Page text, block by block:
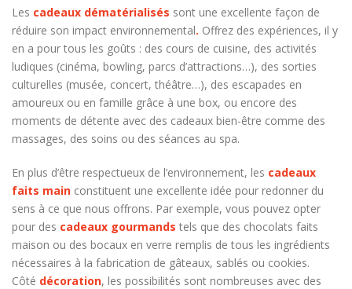
Les cadeaux dématérialisés sont une excellente façon de
réduire son impact environnemental. Offrez des expériences, il y
en a pour tous les goûts : des cours de cuisine, des activités
ludiques (cinéma, bowling, parcs d’attractions…), des sorties
culturelles (musée, concert, théâtre…), des escapades en
amoureux ou en famille grâce à une box, ou encore des
moments de détente avec des cadeaux bien-être comme des
massages, des soins ou des séances au spa.
En plus d’être respectueux de l’environnement, les cadeaux
faits main constituent une excellente idée pour redonner du
sens à ce que nous offrons. Par exemple, vous pouvez opter
pour des cadeaux gourmands tels que des chocolats faits
maison ou des bocaux en verre remplis de tous les ingrédients
nécessaires à la fabrication de gâteaux, sablés ou cookies.
Côté décoration, les possibilités sont nombreuses avec des